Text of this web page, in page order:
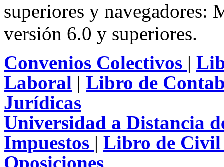
superiores y
versión 6.0 y superiores.
Convenios Colectivos |
Laboral | Libro de
Jurídicas
Universidad a Distancia
Impuestos | Libro de